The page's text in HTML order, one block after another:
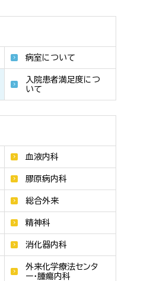
病室について
入院患者満足度につ
いて
血液内科
膠原病内科
総合外来
精神科
消化器内科
外来化学療法センタ
ー・腫瘍内科